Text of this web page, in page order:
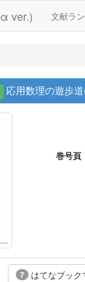
ver.) 文献ラ
応用数理の遊歩
巻号頁
7 はてなブック